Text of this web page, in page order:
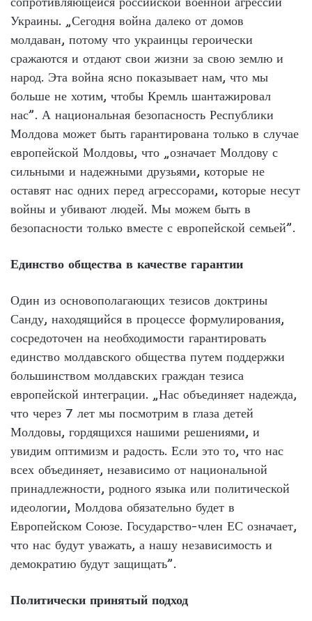
Украины. „Сегодня война далеко от домов
молдаван, потому что украинцы героически
сражаются и отдают свои жизни за свою землю и
народ. Эта война ясно показывает нам, что мы
больше не хотим, чтобы Кремль шантажировал
нас”. А национальная безопасность Республики
Молдова может быть гарантирована только в случае
европейской Молдовы, что „означает Молдову с
сильными и надежными друзьями, которые не
оставят нас одних перед агрессорами, которые несут
войны и убивают людей. Мы можем быть в
безопасности только вместе с европейской семьей”.
Единство общества в качестве гарантии
Один из основополагающих тезисов доктрины
Санду, находящийся в процессе формулирования,
сосредоточен на необходимости гарантировать
единство молдавского общества путем поддержки
большинством молдавских граждан тезиса
европейской интеграции. „Нас объединяет надежда,
что через 7 лет мы посмотрим в глаза детей
Молдовы, гордящихся нашими решениями, и
увидим оптимизм и радость. Если это то, что нас
всех объединяет, независимо от национальной
принадлежности, родного языка или политической
идеологии, Молдова обязательно будет в
Европейском Союзе. Государство-член ЕС означает,
что нас будут уважать, а нашу независимость и
демократию будут защищать”.
Политически принятый подход